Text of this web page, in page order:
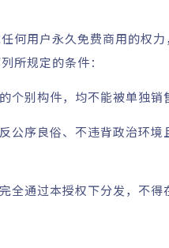
用户永久免费商用的权
所规定的条件：
别构件，均不能被单独销
公序良俗、不违背政治环
通过本授权下分发，不得